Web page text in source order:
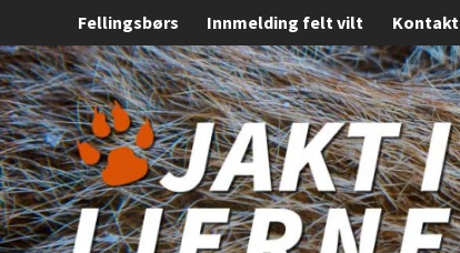
Gå
til
innholdet
Forstørre
skrift
Fellingsbørs Innmelding felt vilt Kontakt